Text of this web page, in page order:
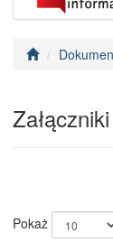
Załączniki
Pokaż